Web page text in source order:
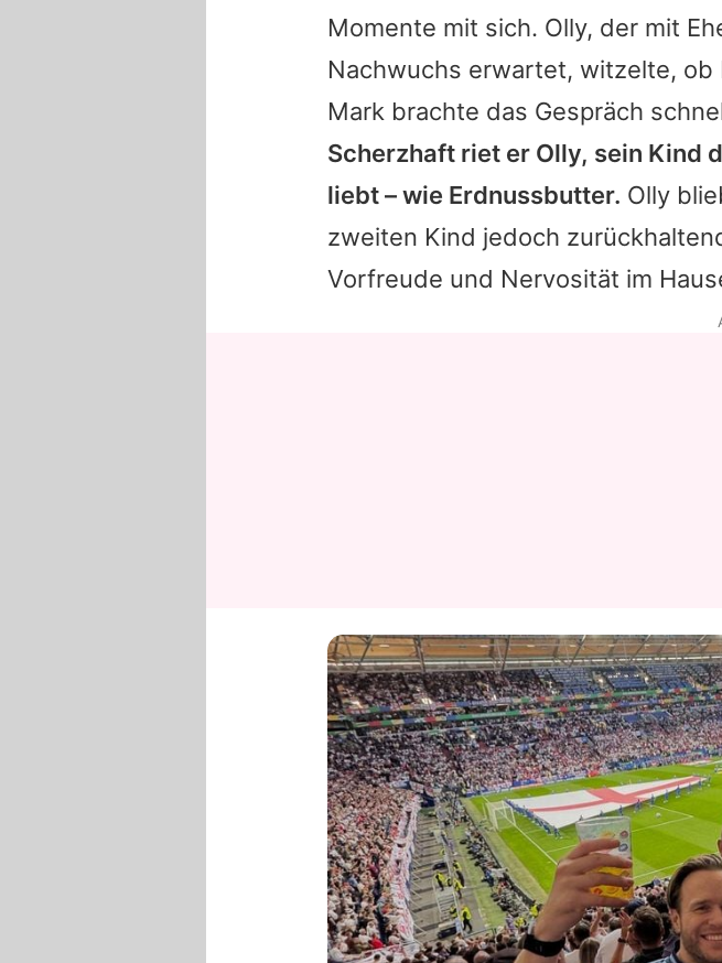
Momente mit sich. Olly, der mit
Nachwuchs erwartet, witzelte,
Mark brachte das Gespräch
Scherzhaft riet er Olly, sein Kind
liebt – wie Erdnussbutter. Olly
zweiten Kind jedoch
Vorfreude und Nervosität im